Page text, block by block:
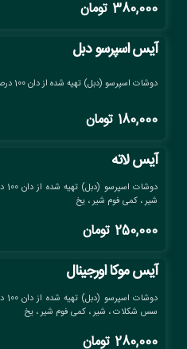
380,000 تومان
آیس اسپرسو دبل
دوشات اسپرسو (دبل) تهیه شده از دان 100 درصد عربیکا ایتالیایی برند MOLINARI ، یخ
180,000 تومان
آیس لاته
شیر ، کمی فوم شیر ، یخ
250,000 تومان
آیس موکا اورجینال
سس شکلات ، شیر ، کمی فوم شیر ، یخ
280,000 تومان